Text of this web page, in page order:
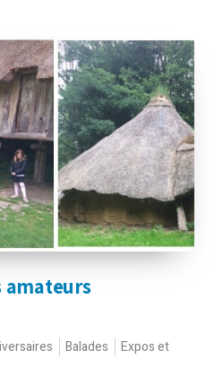
amateurs
Balades
Expos et